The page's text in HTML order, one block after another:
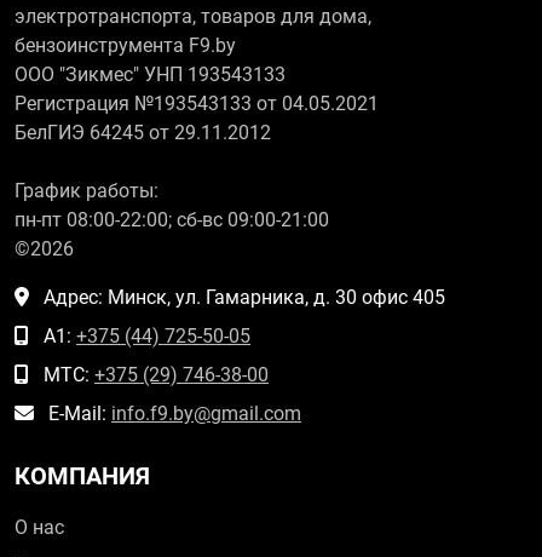
электротранспорта, товаров для дома,
бензоинструмента F9.by
ООО "Зикмес" УНП 193543133
Регистрация №193543133 от 04.05.2021
БелГИЭ 64245 от 29.11.2012
График работы:
пн-пт 08:00-22:00; сб-вс 09:00-21:00
©2026
Адрес: Минск, ул. Гамарника, д. 30 офис 405
А1: +375 (44) 725-50-05
МТС: +375 (29) 746-38-00
E-Mail: info.f9.by@gmail.com
КОМПАНИЯ
О нас